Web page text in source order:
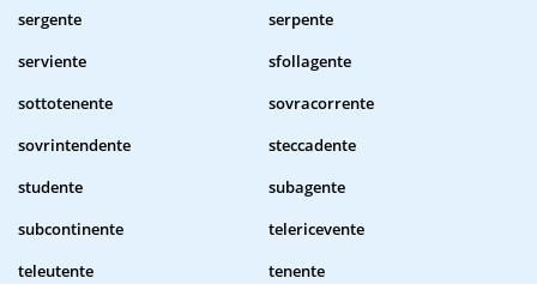
sergente
serpente
serviente
sfollagente
sottotenente
sovracorrente
sovrintendente
steccadente
studente
subagente
subcontinente
telericevente
teleutente
tenente